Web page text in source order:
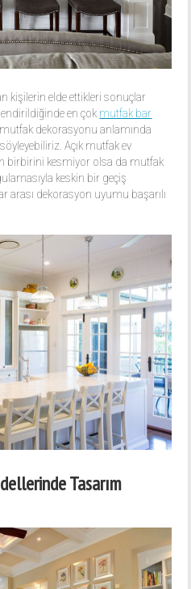
kişilerin elde ettikleri sonuçlar
en çok mutfak bar
dekorasyonu anlamında
Açık mutfak ev
birbirini kesmiyor olsa da mutfak
keskin bir geçiş
arası dekorasyon uyumu başarılı
Tasarım